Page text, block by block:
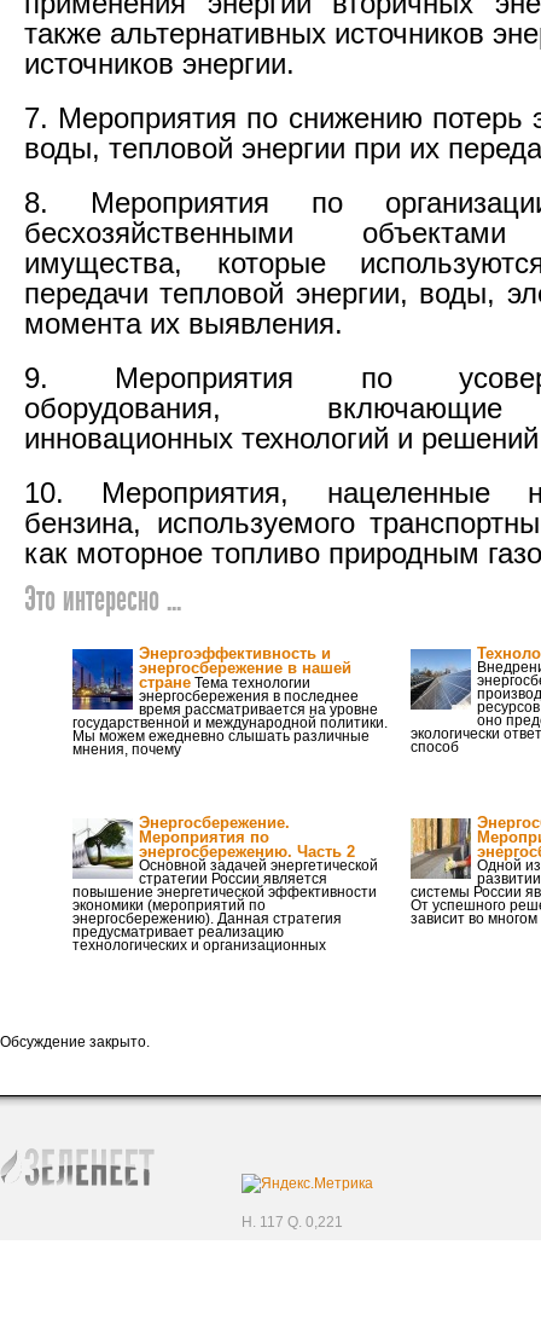
также альтернативных источников
источников энергии.
7. Мероприятия по снижению потерь
воды, тепловой энергии при их
8. Мероприятия по
бесхозяйственными объектами
имущества, которые
передачи тепловой энергии, воды,
момента их выявления.
9. Мероприятия по
оборудования,
инновационных технологий и
10. Мероприятия, нацеленные
бензина, используемого
как моторное топливо природным
Это интересно ...
Энергоэффективность и
энергосбережение в нашей
стране Тема технологии
энергосбережения в последнее
время рассматривается на уровне
государственной и международной политики.
Мы можем ежедневно слышать различные
мнения, почему
оно
экологически
способ
Энергосбережение.
Мероприятия по
энергосбережению. Часть 2
Основной задачей энергетической
стратегии России является
повышение энергетической эффективности
экономики (мероприятий по
энергосбережению). Данная стратегия
предусматривает реализацию
технологических и организационных
Одной
системы России
От успешного
зависит во многом
Обсуждение закрыто.
H. 117 Q. 0,221